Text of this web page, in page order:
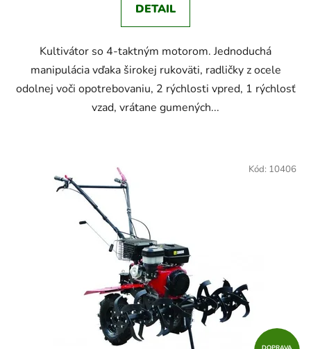
DETAIL
Kultivátor so 4-taktným motorom. Jednoduchá
manipulácia vďaka širokej rukoväti, radličky z ocele
odolnej voči opotrebovaniu, 2 rýchlosti vpred, 1 rýchlosť
vzad, vrátane gumených...
Kód: 10406